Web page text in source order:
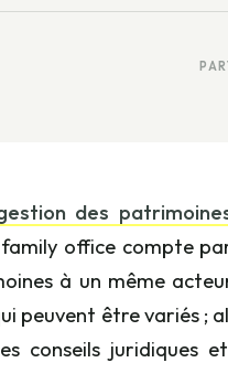
des
office compte
à un même
peuvent être variés ;
conseils juridiques